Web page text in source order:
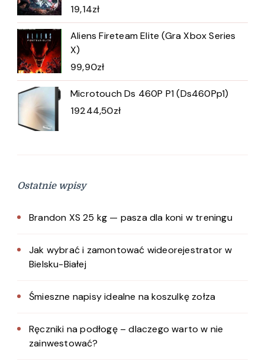
19,14zł
Aliens Fireteam Elite (Gra Xbox Series
X)
99,90zł
Microtouch Ds 460P P1 (Ds460Pp1)
19244,50zł
Ostatnie wpisy
Brandon XS 25 kg — pasza dla koni w treningu
Jak wybrać i zamontować wideorejestrator w
Bielsku-Białej
Śmieszne napisy idealne na koszulkę zołza
Ręczniki na podłogę – dlaczego warto w nie
zainwestować?